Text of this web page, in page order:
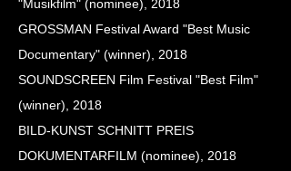
"Musikfilm" (nominee), 2018
GROSSMAN Festival Award "Best Music
Documentary" (winner), 2018
SOUNDSCREEN Film Festival "Best Film"
(winner), 2018
BILD-KUNST SCHNITT PREIS
DOKUMENTARFILM (nominee), 2018